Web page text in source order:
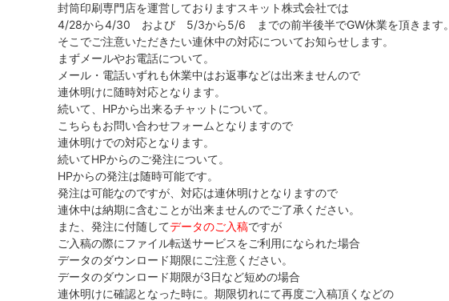
封筒印刷専門店を運営しておりますスキット株式会社では
4/28から4/30 および 5/3から5/6 までの前半後半でGW休業を頂きます。
そこでご注意いただきたい連休中の対応についてお知らせします。
まずメールやお電話について。
メール・電話いずれも休業中はお返事などは出来ませんので
連休明けに随時対応となります。
続いて、HPから出来るチャットについて。
こちらもお問い合わせフォームとなりますので
連休明けでの対応となります。
続いてHPからのご発注について。
HPからの発注は随時可能です。
発注は可能なのですが、対応は連休明けとなりますので
連休中は納期に含むことが出来ませんのでご了承ください。
また、発注に付随してデータのご入稿ですが
ご入稿の際にファイル転送サービスをご利用になられた場合
データのダウンロード期限にご注意ください。
データのダウンロード期限が3日など短めの場合
連休明けに確認となった時に。期限切れにて再度ご入稿頂くなどの